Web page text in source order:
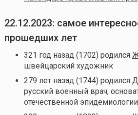
22.12.2023: самое
прошедших лет
321 год назад (1702) родился
швейцарский художник
279 лет назад (1744) родился
русский военный врач,
отечественной эпидемиологии